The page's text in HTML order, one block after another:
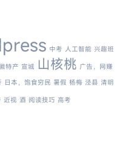
中考 人工智能 兴趣班
特产 宣城 山核桃 广告，网赚
日本，饱食穷民 暑假 杨梅 泾县 清明
近视 酒 阅读技巧 高考